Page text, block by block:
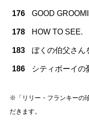
176 GOOD
178 HOW TO SEE.
183 ぼくの伯父さ
186 シティボーイの
※「リリー・フランキーの
だきます。